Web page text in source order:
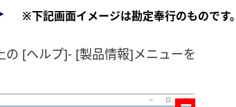
※下記画面イメージは勘定奉行のものです。
の [ヘルプ]- [製品情報]メニューを